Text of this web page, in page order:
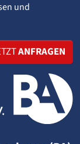
und
ANFRAGEN